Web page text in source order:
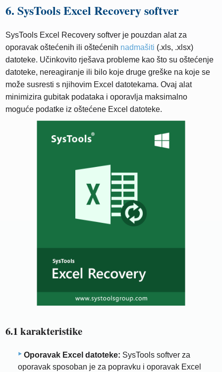
6. SysTools Excel Recovery softver
SysTools Excel Recovery softver je pouzdan alat za
oporavak oštećenih ili oštećenih nadmašiti (.xls, .xlsx)
datoteke. Učinkovito rješava probleme kao što su oštećenje
datoteke, nereagiranje ili bilo koje druge greške na koje se
može susresti s njihovim Excel datotekama. Ovaj alat
minimizira gubitak podataka i oporavlja maksimalno
moguće podatke iz oštećene Excel datoteke.
6.1 karakteristike
Oporavak Excel datoteke: SysTools softver za
oporavak sposoban je za popravku i oporavak Excel